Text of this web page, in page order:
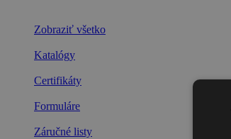
Zobraziť všetko
Katalógy
Certifikáty
Formuláre
Záručné listy